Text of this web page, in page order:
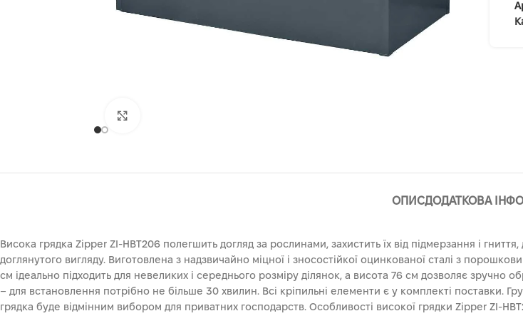
ОПИСДОДАТКОВА
Висока грядка Zipper ZI-HBT206 полегшить догляд за рослинами, захистить їх від підмерзання і
доглянутого вигляду. Виготовлена з надзвичайно міцної і зносостійкої оцинкованої сталі з
см ідеально підходить для невеликих і середнього розміру ділянок, а висота 76 см дозволяє
– для встановлення потрібно не більше 30 хвилин. Всі кріпильні елементи є у комплекті поставки.
грядка буде відмінним вибором для приватних господарств. Особливості високої грядки Zipper ZI-